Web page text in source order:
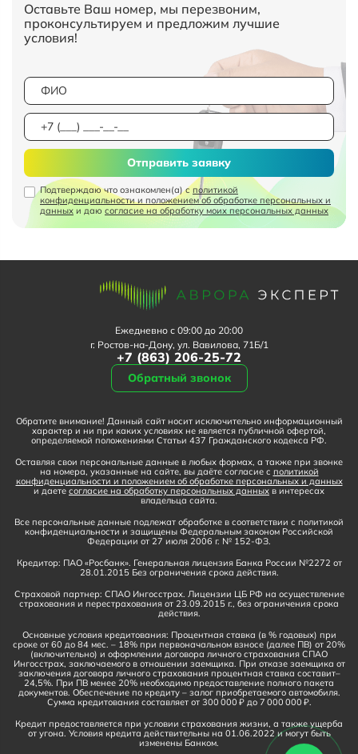
Оставьте Ваш номер, мы перезвоним,
проконсультируем и предложим лучшие
условия!
Подтверждаю что ознакомлен(а) сполитикой
конфиденциальности и положением об обработке персональных и
данных и даю согласие на обработку моих персональных данных
Отправить заявку
Ежедневно с 09:00 до 20:00
г. Ростов-на-Дону, ул. Вавилова, 71Б/1
+7 (863) 206-25-72
Обратный звонок
Обратите внимание! Данный сайт носит исключительно информационный
характер и ни при каких условиях не является публичной офертой,
определяемой положениями Статьи 437 Гражданского кодекса РФ.
Оставляя свои персональные данные в любых формах, а также при звонке
на номера, указанные на сайте, вы даёте согласие с политикой
конфиденциальности и положением об обработке персональных и данных
и даете согласие на обработку персональных данных в интересах
владельца сайта.
Все персональные данные подлежат обработке в соответствии с политикой
конфиденциальности и защищены Федеральным законом Российской
Федерации от 27 июля 2006 г. № 152-ФЗ.
Кредитор: ПАО «Росбанк». Генеральная лицензия Банка России №2272 от
28.01.2015 Без ограничения срока действия.
Страховой партнер: СПАО Ингосстрах. Лицензии ЦБ РФ на осуществление
страхования и перестрахования от 23.09.2015 г., без ограничения срока
действия.
Основные условия кредитования: Процентная ставка (в % годовых) при
сроке от 60 до 84 мес. – 18% при первоначальном взносе (далее ПВ) от 20%
(включительно) и оформлении договора личного страхования СПАО
Ингосстрах, заключаемого в отношении заемщика. При отказе заемщика от
заключения договора личного страхования процентная ставка составит–
24,5%. При ПВ менее 20% необходимо предоставление полного пакета
документов. Обеспечение по кредиту – залог приобретаемого автомобиля.
Сумма кредитования составляет от 300 000 ₽ до 7 000 000 ₽.
Кредит предоставляется при условии страхования жизни, а также ущерба
от угона. Условия кредита действительны на 01.06.2022 и могут быть
изменены Банком.